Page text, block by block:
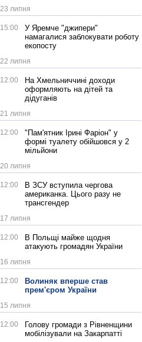
23 липня
15:00
У Яремче "джипери"
намагалися заблокувати роботу
екопосту
22 липня
12:00
На Хмельниччині доходи
оформляють на дітей та
дідуганів
21 липня
12:00
"Пам'ятник Ірині Фаріон" у
формі туалету обійшовся у 2
мільйони
20 липня
12:00
В ЗСУ вступила чергова
американка. Цього разу не
трансгендер
17 липня
12:00
В Польщі майже щодня
атакують громадян України
16 липня
12:00
Волиняк вперше став
прем'єром України
15 липня
12:00
Голову громади з Рівненщини
мобілізували на Закарпатті